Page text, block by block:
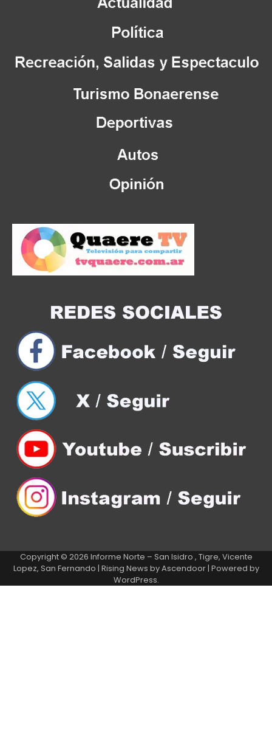
Copyright © 2026 Informe Norte – San Isidro , Tigre, Vicente
Lopez, San Fernando | Rising News byAscendoor| Powered by
WordPress.